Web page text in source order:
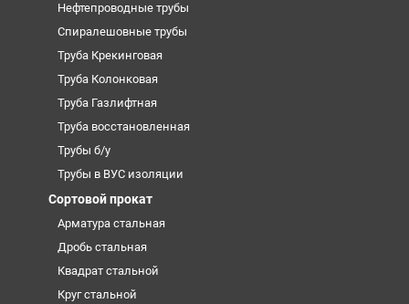
Нефтепроводные трубы
Спиралешовные трубы
Труба Крекинговая
Труба Колонковая
Труба Газлифтная
Труба восстановленная
Трубы б/у
Трубы в ВУС изоляции
Сортовой прокат
Арматура стальная
Дробь стальная
Квадрат стальной
Круг стальной